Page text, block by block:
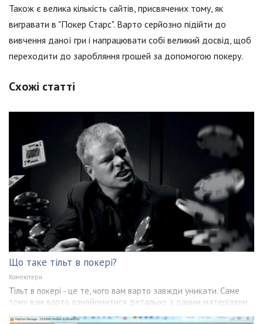
Також є велика кількість сайтів, присвячених тому, як
вигравати в "Покер Старс". Варто серйозно підійти до
вивчення даної гри і напрацювати собі великий досвід, щоб
переходити до заробляння грошей за допомогою покеру.
Схожі статті
Що таке тільт в покері?
Компютери
Тільт в покері - це те, чого вам варто завжди уникати. Саме
тому вам варто ознайомитися детально з даним матеріалом.